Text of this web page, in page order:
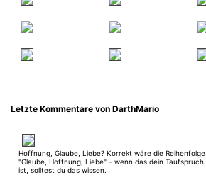
Letzte Kommentare von DarthMario
Hoffnung, Glaube, Liebe? Korrekt wäre die Reihenfolge
"Glaube, Hoffnung, Liebe" - wenn das dein Taufspruch
ist, solltest du das wissen.